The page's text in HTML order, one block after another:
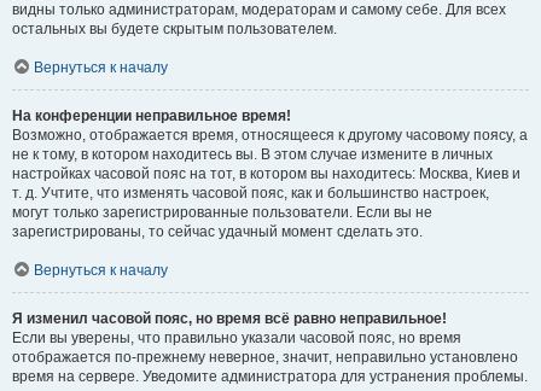
видны только администраторам, модераторам и самому себе. Для всех
остальных вы будете скрытым пользователем.
Вернуться к началу
На конференции неправильное время!
Возможно, отображается время, относящееся к другому часовому поясу, а
не к тому, в котором находитесь вы. В этом случае измените в личных
настройках часовой пояс на тот, в котором вы находитесь: Москва, Киев и
т. д. Учтите, что изменять часовой пояс, как и большинство настроек,
могут только зарегистрированные пользователи. Если вы не
зарегистрированы, то сейчас удачный момент сделать это.
Вернуться к началу
Я изменил часовой пояс, но время всё равно неправильное!
Если вы уверены, что правильно указали часовой пояс, но время
отображается по-прежнему неверное, значит, неправильно установлено
время на сервере. Уведомите администратора для устранения проблемы.